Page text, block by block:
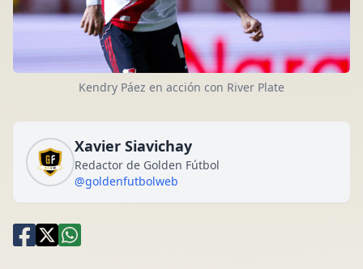
Kendry Páez en acción con River Plate
Xavier Siavichay
Redactor de Golden Fútbol
@goldenfutbolweb